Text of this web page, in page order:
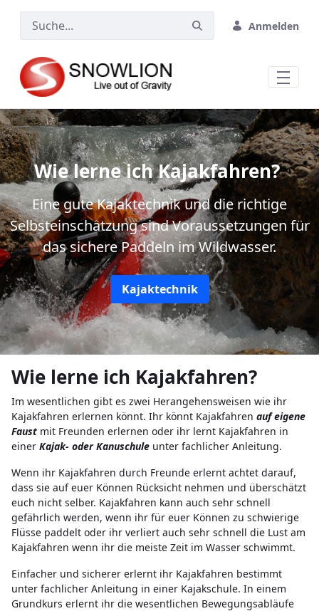
Zum Hauptinhalt springen
Anmelden
Wie lerne ich Kajakfahren?
Eine gute Kajaktechnik und die richtige
Selbsteinschätzung sind Voraussetzungen für
das sichere Paddeln im Wildwasser.
Kajaktechnik
Wie lerne ich Kajakfahren?
Im wesentlichen gibt es zwei Herangehensweisen wie ihr
Kajakfahren erlernen könnt. Ihr könnt Kajakfahren auf eigene
Faust mit Freunden erlernen oder ihr lernt Kajakfahren in
einer Kajak- oder Kanuschule unter fachlicher Anleitung.
Wenn ihr Kajakfahren durch Freunde erlernt achtet darauf,
dass sie auf euer Können Rücksicht nehmen und überschätzt
euch nicht selber. Kajakfahren kann auch sehr schnell
gefährlich werden, wenn ihr für euer Können zu schwierige
Flüsse paddelt oder ihr verliert auch sehr schnell die Lust am
Kajakfahren wenn ihr die meiste Zeit im Wasser schwimmt.
Einfacher und sicherer erlernt ihr Kajakfahren bestimmt
unter fachlicher Anleitung in einer Kajakschule. In einem
Grundkurs erlernt ihr die wesentlichen Bewegungsabläufe